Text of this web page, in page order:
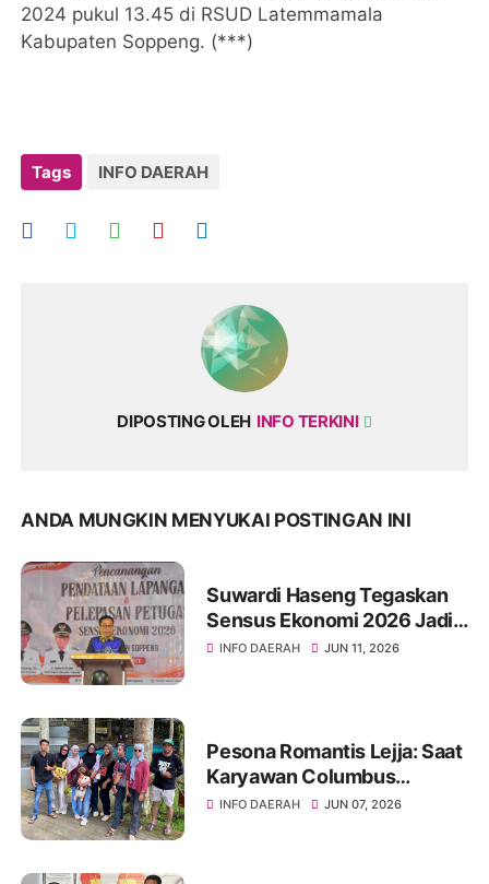
2024 pukul 13.45 di RSUD Latemmamala
Kabupaten Soppeng. (***)
Tags INFO DAERAH
DIPOSTING OLEH INFO TERKINI
ANDA MUNGKIN MENYUKAI POSTINGAN INI
Suwardi Haseng Tegaskan
Sensus Ekonomi 2026 Jadi
Basis Pembangunan
INFO DAERAH JUN 11, 2026
Pesona Romantis Lejja: Saat
Karyawan Columbus
Soppeng Menenun
INFO DAERAH JUN 07, 2026